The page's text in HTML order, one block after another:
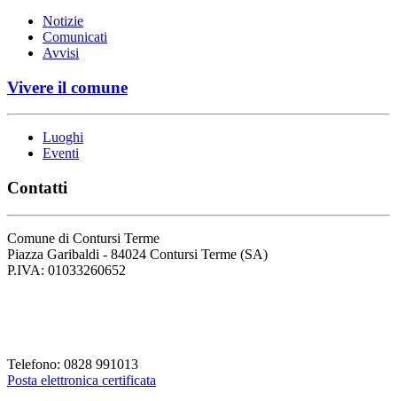
Notizie
Comunicati
Avvisi
Vivere il comune
Luoghi
Eventi
Contatti
Comune di Contursi Terme
Piazza Garibaldi - 84024 Contursi Terme (SA)
P.IVA: 01033260652
Telefono: 0828 991013
Posta elettronica certificata